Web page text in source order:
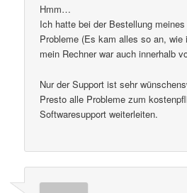
Hmm…
Ich hatte bei der Bestellung
Probleme (Es kam alles so an, wie
mein Rechner war auch innerhalb
Nur der Support ist sehr
Presto alle Probleme zum
Softwaresupport weiterleiten.